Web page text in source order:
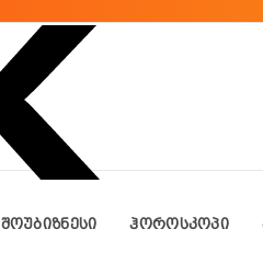
ᲨᲝᲣᲑᲘᲖᲜᲔᲡᲘ ᲰᲝᲠᲝᲡᲙᲝᲞᲘ